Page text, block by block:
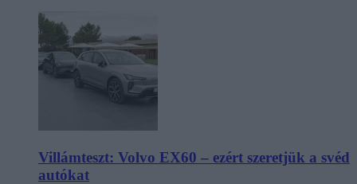
Villámteszt: Volvo EX60 – ezért szeretjük a svéd
autókat